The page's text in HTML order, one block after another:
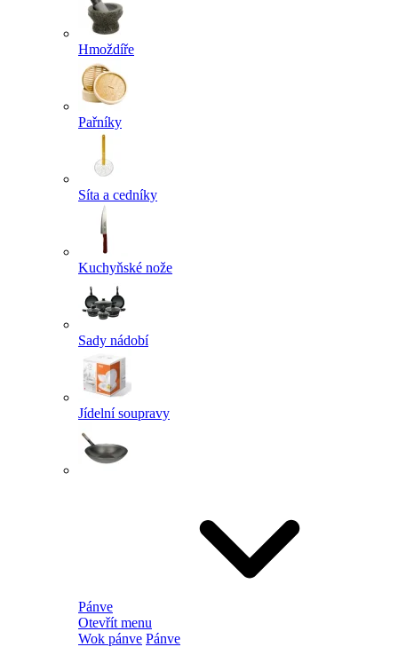
Hmoždíře
Pařníky
Síta a cedníky
Kuchyňské nože
Sady nádobí
Jídelní soupravy
Pánve
Otevřít menu
Wok pánve Pánve